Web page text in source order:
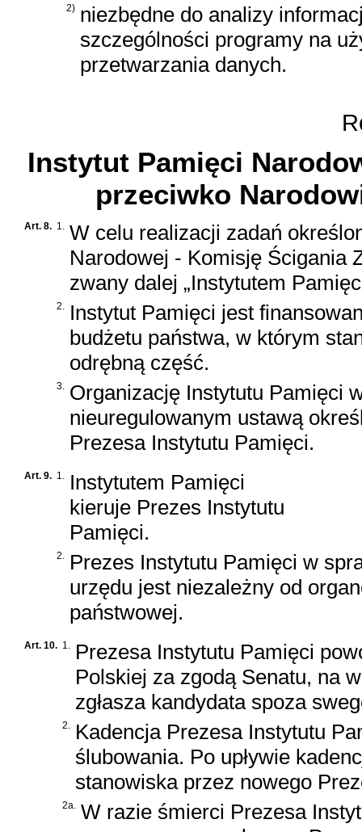
2) niezbędne do analizy
szczególności programy na
przetwarzania danych.
Instytut Pamięci
przeciwko
Art. 8. 1. W celu realizacji zadań
Narodowej - Komisję Ścigania
zwany dalej „Instytutem
2. Instytut Pamięci jest
budżetu państwa, w którym
odrębną część.
3. Organizację Instytutu Pamięci
nieuregulowanym ustawą
Prezesa Instytutu Pamięci.
Art. 9. 1. Instytutem Pamięci
kieruje Prezes Instytutu
Pamięci.
2. Prezes Instytutu Pamięci w
urzędu jest niezależny od
państwowej.
Art. 10. 1. Prezesa Instytutu Pamięci
Polskiej za zgodą Senatu, na
zgłasza kandydata spoza
2. Kadencja Prezesa Instytutu
ślubowania. Po upływie
stanowiska przez nowego
2a. W razie śmierci Prezesa